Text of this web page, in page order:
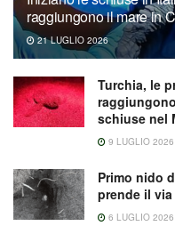
raggiungono il mare in
21 LUGLIO 2026
Turchia, le
schiuse nel
9 LUGLIO 2026
Primo nido
prende il
6 LUGLIO 2026